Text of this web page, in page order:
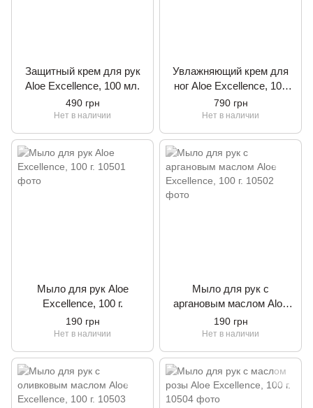
Защитный крем для рук
Aloe Excellence, 100 мл.
490 грн
Нет в наличии
Увлажняющий крем для
ног Aloe Excellence, 100
мл.
790 грн
Нет в наличии
Мыло для рук Aloe
Excellence, 100 г.
190 грн
Нет в наличии
Мыло для рук с
аргановым маслом Aloe
Excellence, 100 г.
190 грн
Нет в наличии